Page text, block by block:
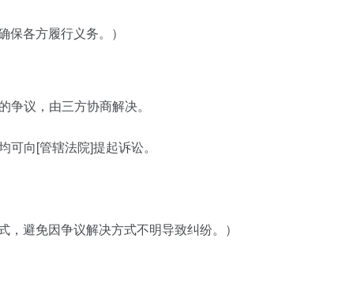
各方履行义务。）
议，由三方协商解决。
向[管辖法院]提起诉讼。
避免因争议解决方式不明导致纠纷。）